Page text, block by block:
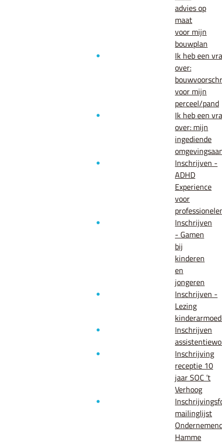
advies op
maat
voor mijn
bouwplan
Ik heb een
over:
voor mijn
perceel/pand
Ik heb een
over: mijn
ingediende
Inschrijven -
ADHD
Experience
voor
Inschrijven
- Gamen
bij
kinderen
en
jongeren
Inschrijven -
Lezing
Inschrijven
Inschrijving
receptie 10
jaar SOC ’t
Verhoog
mailinglijst
Hamme